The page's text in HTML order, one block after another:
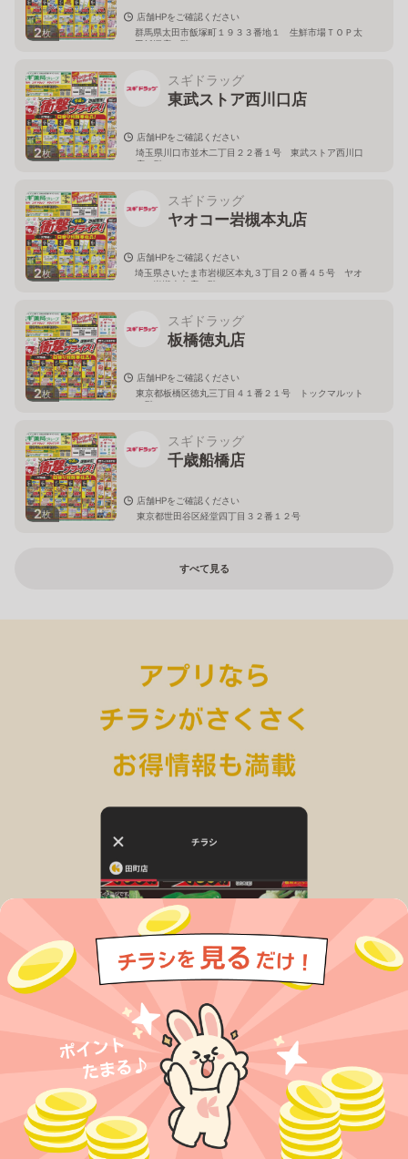
2枚
店舗HPをご確認ください
群馬県太田市飯塚町１９３３番地１ 生鮮市場ＴＯＰ太
田飯塚店１階
2枚
スギドラッグ
東武ストア西川口店
店舗HPをご確認ください
埼玉県川口市並木二丁目２２番１号 東武ストア西川口
店２階
2枚
スギドラッグ
ヤオコー岩槻本丸店
店舗HPをご確認ください
埼玉県さいたま市岩槻区本丸３丁目２０番４５号 ヤオ
コー岩槻本丸店２階
2枚
スギドラッグ
板橋徳丸店
店舗HPをご確認ください
東京都板橋区徳丸三丁目４１番２１号 トックマルット
１階
2枚
スギドラッグ
千歳船橋店
店舗HPをご確認ください
東京都世田谷区経堂四丁目３２番１２号
すべて見る